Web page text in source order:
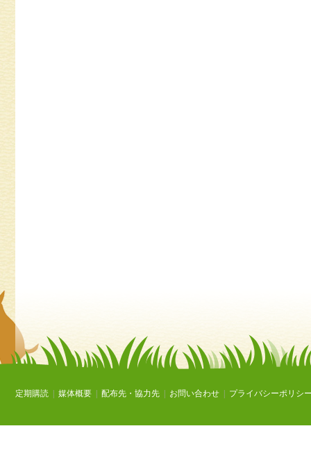
定期購読 媒体概要 配布先・協力先 お問い合わせ プライバシーポリシ